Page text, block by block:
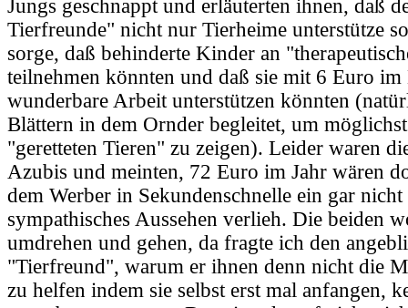
Jungs geschnappt und erläuterten ihnen, daß
Tierfreunde" nicht nur Tierheime unterstütze
sorge, daß behinderte Kinder an
teilnehmen könnten und daß sie mit 6 Euro im
wunderbare Arbeit unterstützen könnten
Blättern in dem Ornder begleitet, um
"geretteten Tieren" zu zeigen). Leider waren
Azubis und meinten, 72 Euro im Jahr wären
dem Werber in Sekundenschnelle ein gar nicht
sympathisches Aussehen verlieh. Die beiden
umdrehen und gehen, da fragte ich den
"Tierfreund", warum er ihnen denn nicht die
zu helfen indem sie selbst erst mal anfangen,